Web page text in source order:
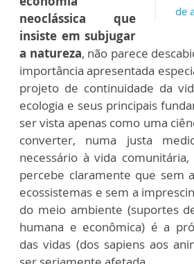
de
neoclássica que
insiste em subjugar
a natureza, não parece
importância apresentada
projeto de continuidade da
ecologia e seus principais
ser vista apenas como uma
converter, numa justa
necessário à vida
percebe claramente que sem
ecossistemas e sem a
do meio ambiente (suportes
humana e econômica) é a
das vidas (dos sapiens aos